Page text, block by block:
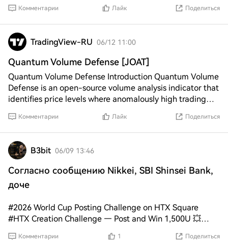
Комментарии Лайк Поделиться
TradingView-RU 06/12 11:00
Quantum Volume Defense [JOAT]
Quantum Volume Defense Introduction Quantum Volume
Defense is an open-source volume analysis indicator that
identifies price levels where anomalously high trading
Комментарии Лайк Поделиться
B3bit 06/09 13:46
Согласно сообщению Nikkei, SBI Shinsei Bank,
доче
#2026 World Cup Posting Challenge on HTX Square
#HTX Creation Challenge — Post and Win 1,500U 💥
сообщению Nikkei, SBI Shinsei Bank, дочерняя
Комментарии 1 Поделиться